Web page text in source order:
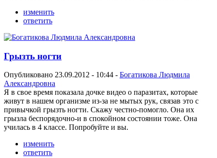
изменить
ответить
Грызть ногти
Опубликовано 23.09.2012 - 10:44 - Богатикова Людмила
Александровнa
Я в свое время показала дочке видео о паразитах, которые
живут в нашем организме из-за не мытых рук, связав это с
привычкой грызть ногти. Скажу честно-помогло. Она их
грызла беспорядочно-и в спокойном состоянии тоже. Она
училась в 4 классе. Попробуйте и вы.
изменить
ответить